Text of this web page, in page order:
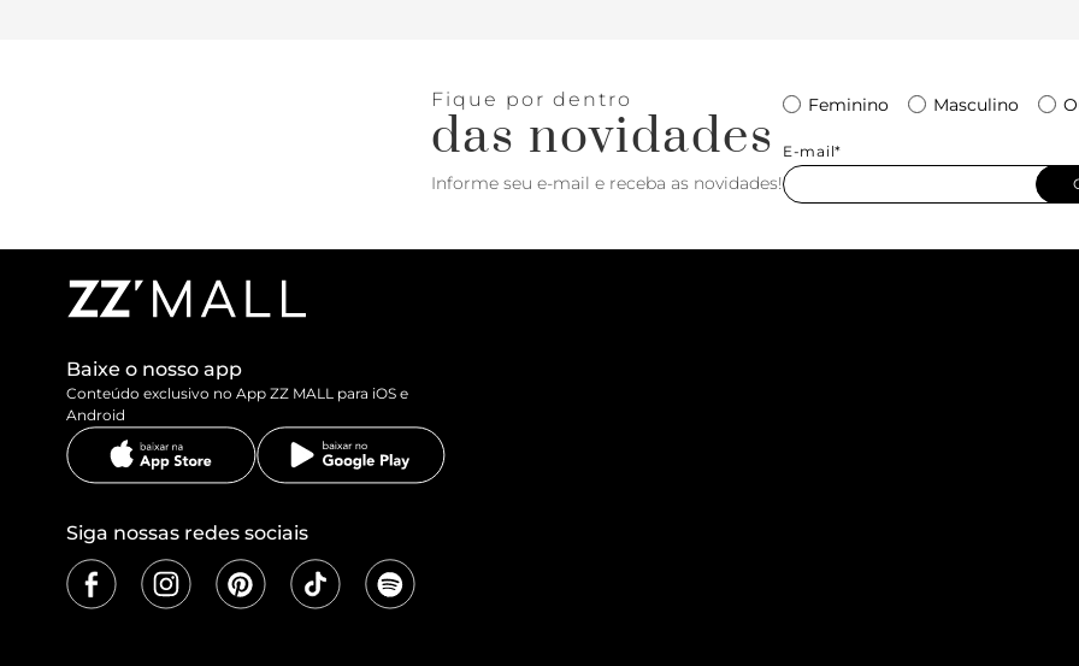
Fique por dentro
das novidades
Informe seu e-mail e receba as novidades!
Feminino Masculino
E-mail*
Baixe o nosso app
Conteúdo exclusivo no App ZZ MALL para iOS e
Android
Siga nossas redes sociais